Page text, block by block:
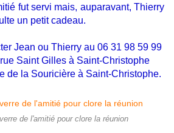
fut servi mais, auparavant, Thierry
un petit cadeau.
Jean ou Thierry au 06 31 98 59 99
Saint Gilles à Saint-Christophe
de la Souricière à Saint-Christophe.
de l'amitié pour clore la réunion